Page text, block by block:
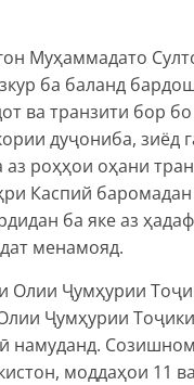
Муҳаммадато
ба баланд
ва транзити бор
дуҷониба, зиёд
роҳҳои оҳани
Каспий
ба яке аз
менамояд.
Ҷумҳурии
Ҷумҳурии
моддаҳои 11